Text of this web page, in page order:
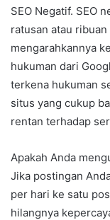
SEO Negatif. SEO
ratusan atau
mengarahkannya
hukuman dari
terkena hukuman
situs yang cukup
rentan terhadap
Apakah Anda
Jika postingan
per hari ke satu
hilangnya